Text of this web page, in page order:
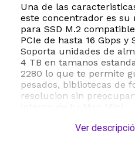
Una de las
este concentrador es su
para SSD M.2
PCIe de hasta 16 Gbps y
Soporta unidades de
4 TB en tamanos
2280 lo que te permite
pesados, bibliotecas de
resolucion sin
En el apartado de
Ver